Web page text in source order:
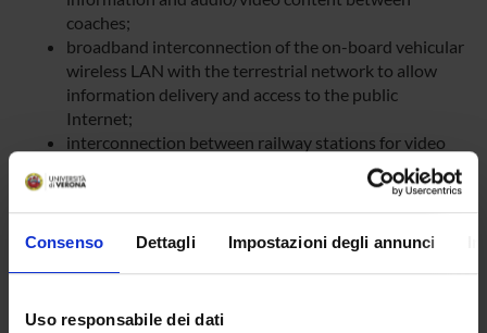
Consenso Dettagli Impostazioni degli annunci
Uso responsabile dei dati
coaches;
broadband interconnection of the on-board vehicular
wireless LAN with the terrestrial network to allow
information delivery and access to the public
Internet;
interconnection between railway stations for video
surveillance and remote monitoring of systems.
To demonstrate the results of the project we will develop a
application for the delivery of multimedia contents over the
on-board vehicular wireless LAN.